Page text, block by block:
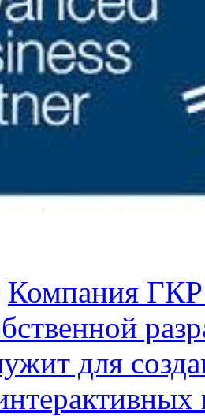
Компания ГКР
для